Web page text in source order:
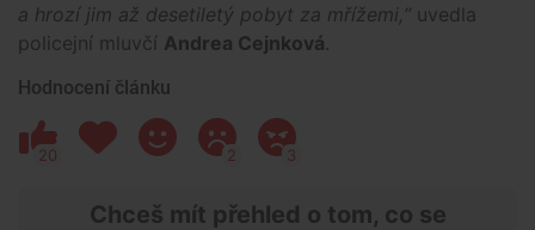
a hrozí jim až desetiletý pobyt za mřížemi,“ uvedla
policejní mluvčí Andrea Cejnková.
Hodnocení článku
20 2 3
Chceš mít přehled o tom, co se